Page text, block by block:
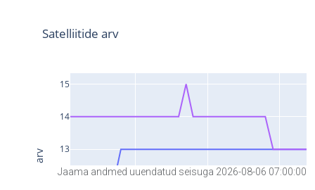
Jaama andmed uuendatud seisuga 2026-08-06 07:00:00